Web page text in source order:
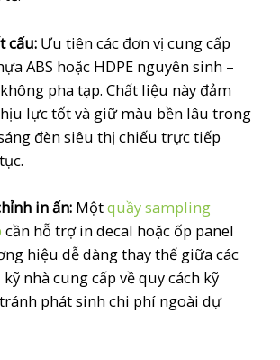
cấu: Ưu tiên các đơn vị cung cấp
ABS hoặc HDPE nguyên sinh –
pha tạp. Chất liệu này đảm
lực tốt và giữ màu bền lâu trong
đèn siêu thị chiếu trực tiếp
in ấn: Mộtquầy sampling
cần hỗ trợ in decal hoặc ốp panel
hiệu dễ dàng thay thế giữa các
nhà cung cấp về quy cách kỹ
phát sinh chi phí ngoài dự